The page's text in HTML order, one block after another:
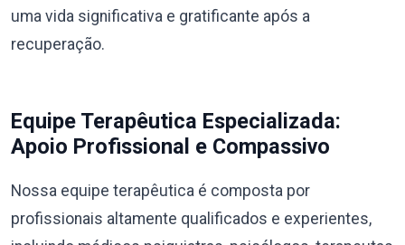
uma vida significativa e gratificante após a
recuperação.
Equipe Terapêutica Especializada:
Apoio Profissional e Compassivo
Nossa equipe terapêutica é composta por
profissionais altamente qualificados e experientes,